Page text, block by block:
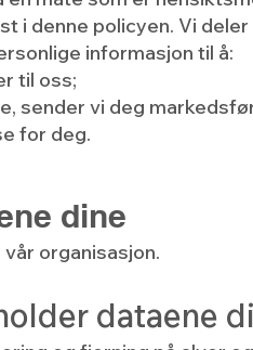
i denne policyen. Vi
informasjon til å:
til oss;
sender vi deg
for deg.
dine
organisasjon.
dataene